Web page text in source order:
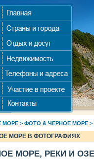
МОРЕ > ФОТО & ЧЕРНОЕ МОРЕ >
МОРЕ В ФОТОГРАФИЯХ
МОРЕ, РЕКИ И